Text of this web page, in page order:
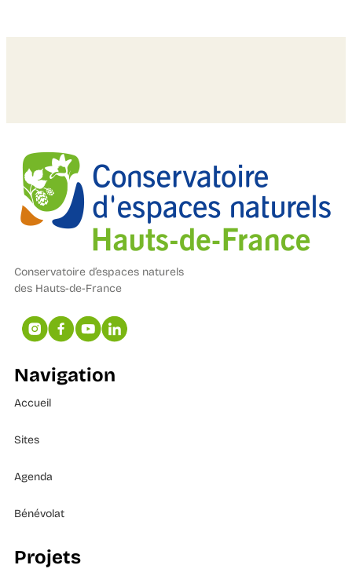
Conservatoire d’espaces naturels
des Hauts-de-France
Navigation
Accueil
Sites
Agenda
Bénévolat
Projets